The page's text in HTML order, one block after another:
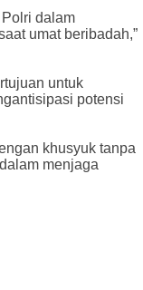
dalam
umat beribadah,”
untuk
potensi
khusyuk tanpa
menjaga